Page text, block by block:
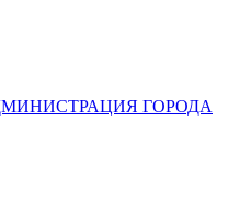
ГОРОДА